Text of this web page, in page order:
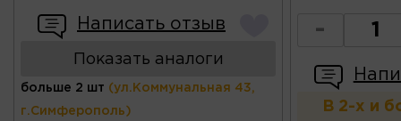
Написать отзыв
Показать аналоги
больше 2 шт (ул.Коммунальная 43,
г.Симферополь)
-
В 2-х и